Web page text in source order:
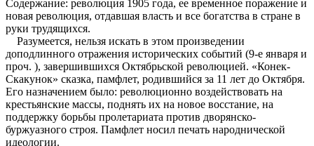
Содержание: революция 1905 года, ее временное поражение и
новая революция, отдавшая власть и все богатства в стране в
руки трудящихся.
Разумеется, нельзя искать в этом произведении
доподлинного отражения исторических событий (9-е января и
проч. ), завершившихся Октябрьской революцией. «Конек-
Скакунок» сказка, памфлет, родившийся за 11 лет до Октября.
Его назначением было: революционно воздействовать на
крестьянские массы, поднять их на новое восстание, на
поддержку борьбы пролетариата против дворянско-
буржуазного строя. Памфлет носил печать народнической
идеологии.